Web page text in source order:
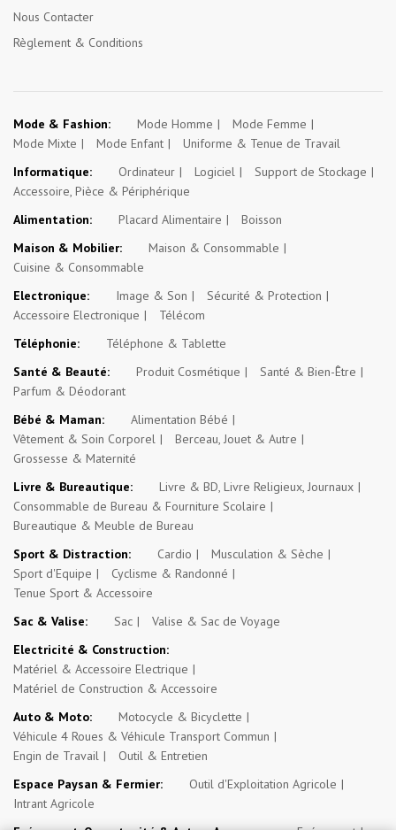
Nous Contacter
Règlement & Conditions
Mode & Fashion: Mode Homme
Mode Femme
Mode Mixte
Mode Enfant
Uniforme & Tenue de Travail
Informatique:
Ordinateur Logiciel
Support de Stockage
Accessoire, Pièce & Périphérique
Alimentation:
Placard Alimentaire
Boisson
Maison & Mobilier:
Maison & Consommable
Cuisine & Consommable
Electronique:
Image & Son
Sécurité & Protection
Accessoire Electronique
Télécom
Téléphonie:
Téléphone & Tablette
Santé & Beauté:
Produit Cosmétique
Santé & Bien-Être
Parfum & Déodorant
Bébé & Maman:
Alimentation Bébé
Vêtement & Soin Corporel
Berceau, Jouet & Autre
Grossesse & Maternité
Livre & Bureautique:
Livre & BD, Livre Religieux, Journaux
Consommable de Bureau & Fourniture Scolaire
Bureautique & Meuble de Bureau
Sport & Distraction:
Cardio
Musculation & Sèche
Sport d'Equipe
Cyclisme & Randonné
Tenue Sport & Accessoire
Sac & Valise:
Sac
Valise & Sac de Voyage
Electricité & Construction:
Matériel & Accessoire Electrique
Matériel de Construction & Accessoire
Auto & Moto:
Motocycle & Bicyclette
Véhicule 4 Roues & Véhicule Transport Commun
Engin de Travail
Outil & Entretien
Espace Paysan & Fermier:
Outil d'Exploitation Agricole
Intrant Agricole